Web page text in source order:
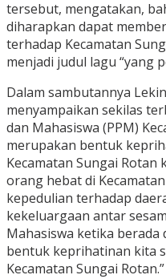
tersebut, mengatakan,
diharapkan dapat
terhadap Kecamatan
menjadi judul lagu “yang
Dalam sambutannya
menyampaikan sekilas
dan Mahasiswa (PPM)
merupakan bentuk
Kecamatan Sungai
orang hebat di
kepedulian terhadap
kekeluargaan antar
Mahasiswa ketika berada
bentuk keprihatinan kita
Kecamatan Sungai